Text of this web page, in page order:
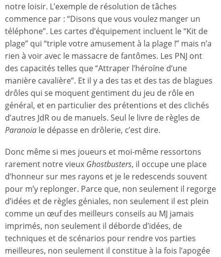
notre loisir. L’exemple de résolution de tâches
commence par : “Disons que vous voulez manger un
téléphone”. Les cartes d’équipement incluent le “Kit de
plage” qui “triple votre amusement à la plage !” mais n’a
rien à voir avec le massacre de fantômes. Les PNJ ont
des capacités telles que “Attraper l’héroïne d’une
manière cavalière”. Et il y a des tas et des tas de blagues
drôles qui se moquent gentiment du jeu de rôle en
général, et en particulier des prétentions et des clichés
d’autres JdR ou de manuels. Seul le livre de règles de
Paranoia le dépasse en drôlerie, c’est dire.
Donc même si mes joueurs et moi-même ressortons
rarement notre vieux Ghostbusters, il occupe une place
d’honneur sur mes rayons et je le redescends souvent
pour m’y replonger. Parce que, non seulement il regorge
d’idées et de règles géniales, non seulement il est plein
comme un œuf des meilleurs conseils au MJ jamais
imprimés, non seulement il déborde d’idées, de
techniques et de scénarios pour rendre vos parties
meilleures, non seulement il constitue à la fois l’apogée